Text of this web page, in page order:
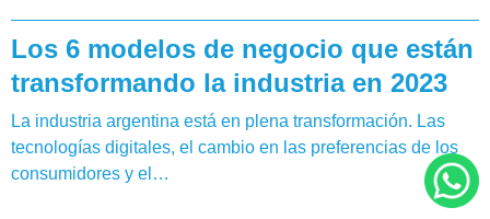
Los 6 modelos de negocio que están
transformando la industria en 2023
La industria argentina está en plena transformación. Las
tecnologías digitales, el cambio en las preferencias de los
consumidores y el…